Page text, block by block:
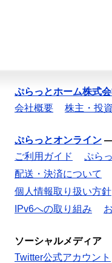
ぷらっとホーム株式
会社概要
株主・投
ぷらっとオンライン
ご利用ガイド
ぷら
配送・決済について
個人情報取り扱い方針
IPv6への取り組み
ソーシャルメディア
Twitter公式アカウント